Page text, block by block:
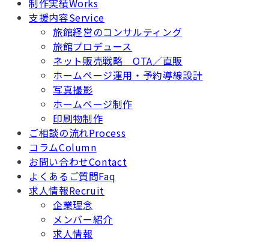
制作実績Works
支援内容Service
旅館経営のコンサルティング
旅館プロデュース
ネット販売戦略 OTA／直販
ホームページ運用・予約導線設計
写真撮影
ホームページ制作
印刷物制作
ご相談の流れProcess
コラムColumn
お問い合わせContact
よくあるご質問Faq
求人情報Recruit
企業理念
メンバー紹介
求人情報